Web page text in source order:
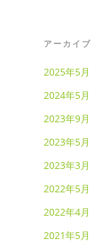
アーカイブ
2025年5月
2024年5月
2023年9月
2023年5月
2023年3月
2022年5月
2022年4月
2021年5月